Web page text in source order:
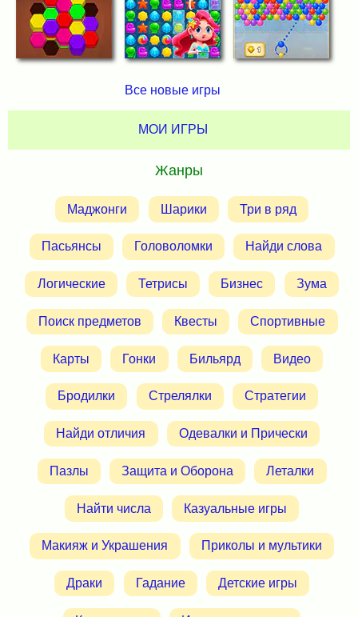
Все новые игры
МОИ ИГРЫ
Жанры
Маджонги Шарики Три в ряд
Пасьянсы Головоломки Найди слова
Логические Тетрисы Бизнес Зума
Поиск предметов Квесты Спортивные
Карты Гонки Бильярд Видео
Бродилки Стрелялки Стратегии
Найди отличия Одевалки и Прически
Пазлы Защита и Оборона Леталки
Найти числа Казуальные игры
Макияж и Украшения Приколы и мультики
Драки Гадание Детские игры